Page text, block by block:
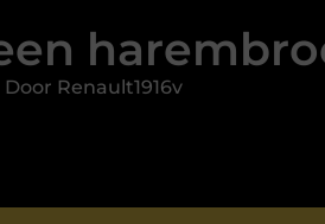
Renault1916v